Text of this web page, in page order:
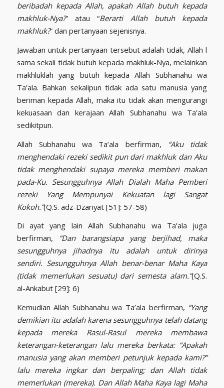
beribadah kepada Allah, apakah Allah butuh kepada
makhluk-Nya?” atau “Berarti Allah butuh kepada
makhluk?” dan pertanyaan sejenisnya.
Jawaban untuk pertanyaan tersebut adalah tidak, Allah l
sama sekali tidak butuh kepada makhluk-Nya, melainkan
makhluklah yang butuh kepada Allah Subhanahu wa
Ta’ala. Bahkan sekalipun tidak ada satu manusia yang
beriman kepada Allah, maka itu tidak akan mengurangi
kekuasaan dan kerajaan Allah Subhanahu wa Ta’ala
sedikitpun.
Allah Subhanahu wa Ta’ala berfirman, “Aku tidak
menghendaki rezeki sedikit pun dari makhluk dan Aku
tidak menghendaki supaya mereka memberi makan
pada-Ku. Sesungguhnya Allah Dialah Maha Pemberi
rezeki Yang Mempunyai Kekuatan lagi Sangat
Kokoh.”(Q.S. adz-Dzariyat [51]: 57-58)
Di ayat yang lain Allah Subhanahu wa Ta’ala juga
berfirman,
“Dan barangsiapa yang berjihad, maka
sesungguhnya jihadnya itu adalah untuk dirinya
sendiri. Sesungguhnya Allah benar-benar Maha Kaya
(tidak memerlukan sesuatu) dari semesta alam.”(Q.S.
al-Ankabut [29]: 6)
Kemudian Allah Subhanahu wa Ta’ala berfirman, “Yang
demikian itu adalah karena sesungguhnya telah datang
kepada mereka Rasul-Rasul mereka membawa
keterangan-keterangan lalu mereka berkata: “Apakah
manusia yang akan memberi petunjuk kepada kami?”
lalu mereka ingkar dan berpaling; dan Allah tidak
memerlukan (mereka). Dan Allah Maha Kaya lagi Maha